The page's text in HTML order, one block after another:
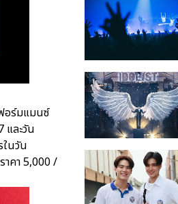
อร์มแมนซ์
และวัน
นวัน
คา 5,000 /